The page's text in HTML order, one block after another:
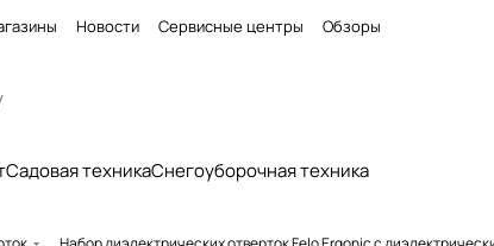
Новости Сервисные центры Обзоры
Садовая техникаСнегоуборочная техника